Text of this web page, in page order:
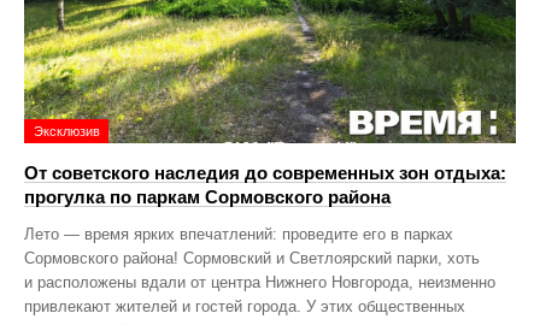
Эксклюзив
От советского наследия до современных зон отдыха:
прогулка по паркам Сормовского района
Лето — время ярких впечатлений: проведите его в парках
Сормовского района! Сормовский и Светлоярский парки, хоть
и расположены вдали от центра Нижнего Новгорода, неизменно
привлекают жителей и гостей города. У этих общественных